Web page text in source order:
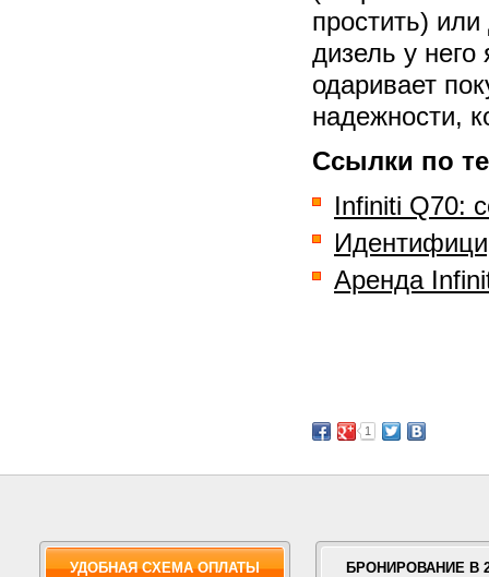
простить)
дизель у
одаривает
надежности,
Ссылки по
Infiniti Q70:
Аренда
1
УДОБНАЯ СХЕМА ОПЛАТЫ БРОНИРОВАНИЕ В